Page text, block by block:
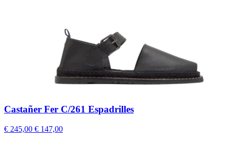
Castañer Fer C/261 Espadrilles
€ 245,00 € 147,00